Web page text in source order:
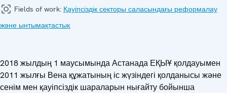
Fields of work: Қауіпсіздік секторы саласындағы реформалау
және ынтымақтастық
2018 жылдың 1 маусымында Астанада ЕҚЫҰ қолдауымен
2011 жылғы Вена құжатының іс жүзіндегі қолданысы және
сенім мен қауіпсіздік шараларын нығайту бойынша